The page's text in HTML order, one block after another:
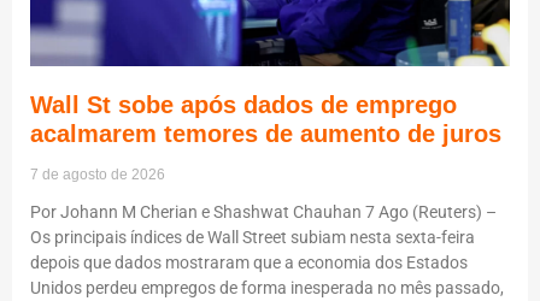
Wall St sobe após dados de emprego
acalmarem temores de aumento de juros
7 de agosto de 2026
Por Johann M Cherian e Shashwat Chauhan 7 Ago (Reuters) –
Os principais índices de Wall Street subiam nesta sexta-feira
depois que dados mostraram que a economia dos Estados
Unidos perdeu empregos de forma inesperada no mês passado,